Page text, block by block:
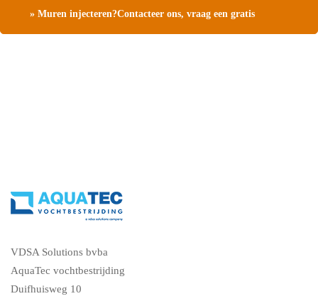
» Muren injecteren?Contacteer ons, vraag een gratis
VDSA Solutions bvba
AquaTec vochtbestrijding
Duifhuisweg 10